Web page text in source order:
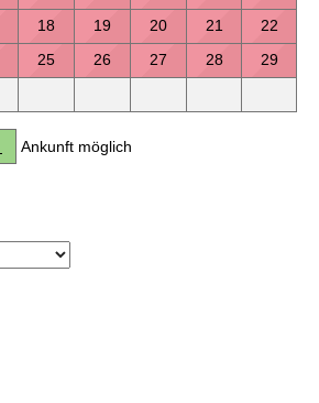
18 19 20 21
22
25 26 27 28
29
Ankunft möglich